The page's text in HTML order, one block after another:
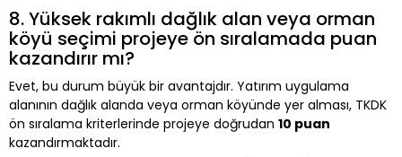
8. Yüksek rakımlı dağlık alan veya orman
köyü seçimi projeye ön sıralamada puan
kazandırır mı?
Evet, bu durum büyük bir avantajdır. Yatırım uygulama
alanının dağlık alanda veya orman köyünde yer alması, TKDK
ön sıralama kriterlerinde projeye doğrudan 10 puan
kazandırmaktadır.